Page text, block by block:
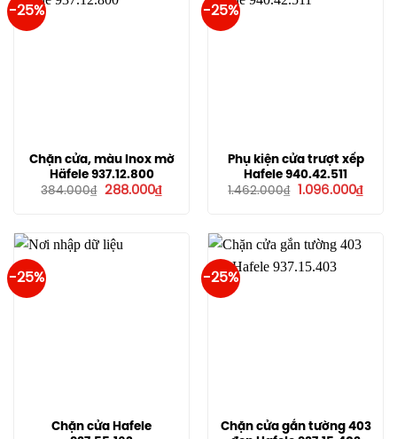
-25%
Chặn cửa, màu Inox mờ
Häfele 937.12.800
384.000₫
Giá
288.000₫Giá
288.000₫.
-25%
Phụ kiện cửa trượt xếp
Hafele 940.42.511
1.462.000₫
Giá
1.096.000₫Giá
-25%
Chặn cửa Hafele
-25%
Chặn cửa gắn tường 403